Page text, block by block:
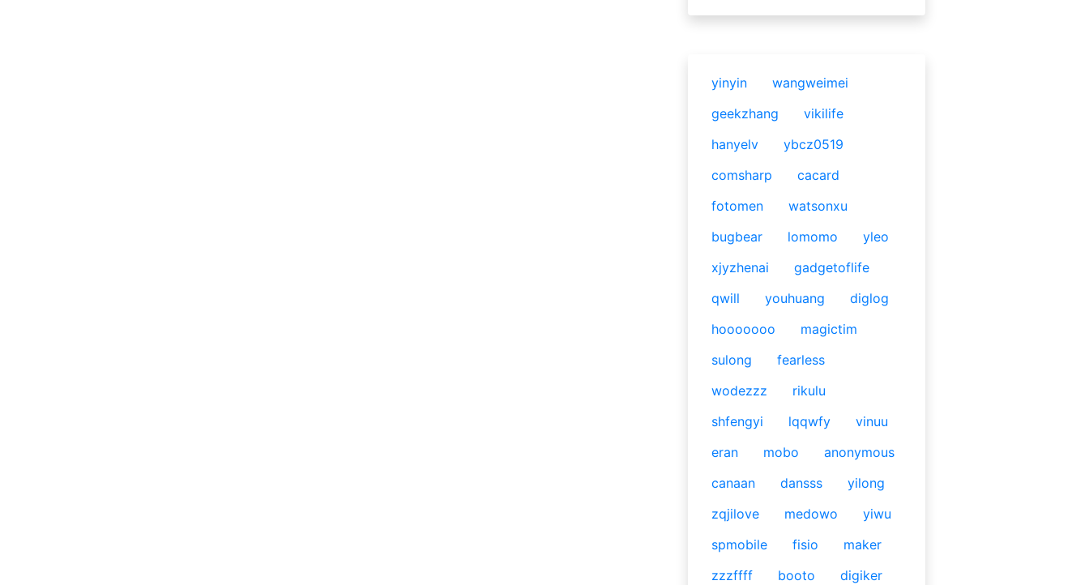
yinyin
wangweimei
geekzhang
vikilife
hanyelv
ybcz0519
comsharp
cacard
fotomen
watsonxu
bugbear
lomomo
yleo
xjyzhenai
gadgetoflife
qwill
youhuang
diglog
hooooooo
magictim
sulong
fearless
wodezzz
rikulu
shfengyi
lqqwfy
vinuu
eran
mobo
anonymous
canaan
dansss
yilong
zqjilove
medowo
yiwu
spmobile
fisio
maker
zzzffff
booto
digiker